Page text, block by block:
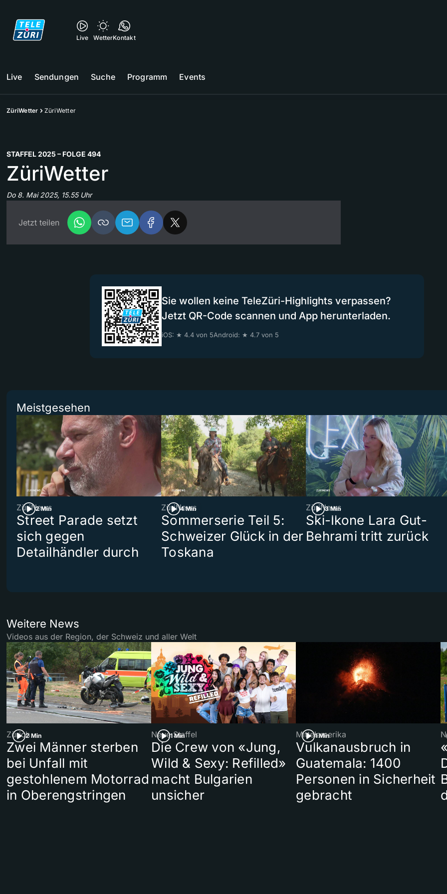
Live WetterKontakt
Live Sendungen Suche Programm Events
ZüriWetter ZüriWetter
STAFFEL 2025 – FOLGE 494
ZüriWetter
Do 8. Mai 2025, 15.55 Uhr
Jetzt teilen
Sie wollen keine TeleZüri-Highlights verpassen?
Jetzt QR-Code scannen und App herunterladen.
iOS: ★ 4.4 von 5Android: ★ 4.7 von 5
Meistgesehen
2 Min
ZüriNews
Street Parade setzt
sich gegen
Detailhändler durch
4 Min
ZüriNews
Sommerserie Teil 5:
Schweizer Glück in der
Toskana
3 Min
ZüriNews
Ski-Ikone Lara Gut-
Behrami tritt zurück
Weitere News
Videos aus der Region, der Schweiz und aller Welt
2 Min
Zürich
Zwei Männer sterben
bei Unfall mit
gestohlenem Motorrad
in Oberengstringen
1 Min
Neue Staffel
Die Crew von «Jung,
Wild & Sexy: Refilled»
macht Bulgarien
unsicher
1 Min
Mittelamerika
Vulkanausbruch in
Guatemala: 1400
Personen in Sicherheit
gebracht